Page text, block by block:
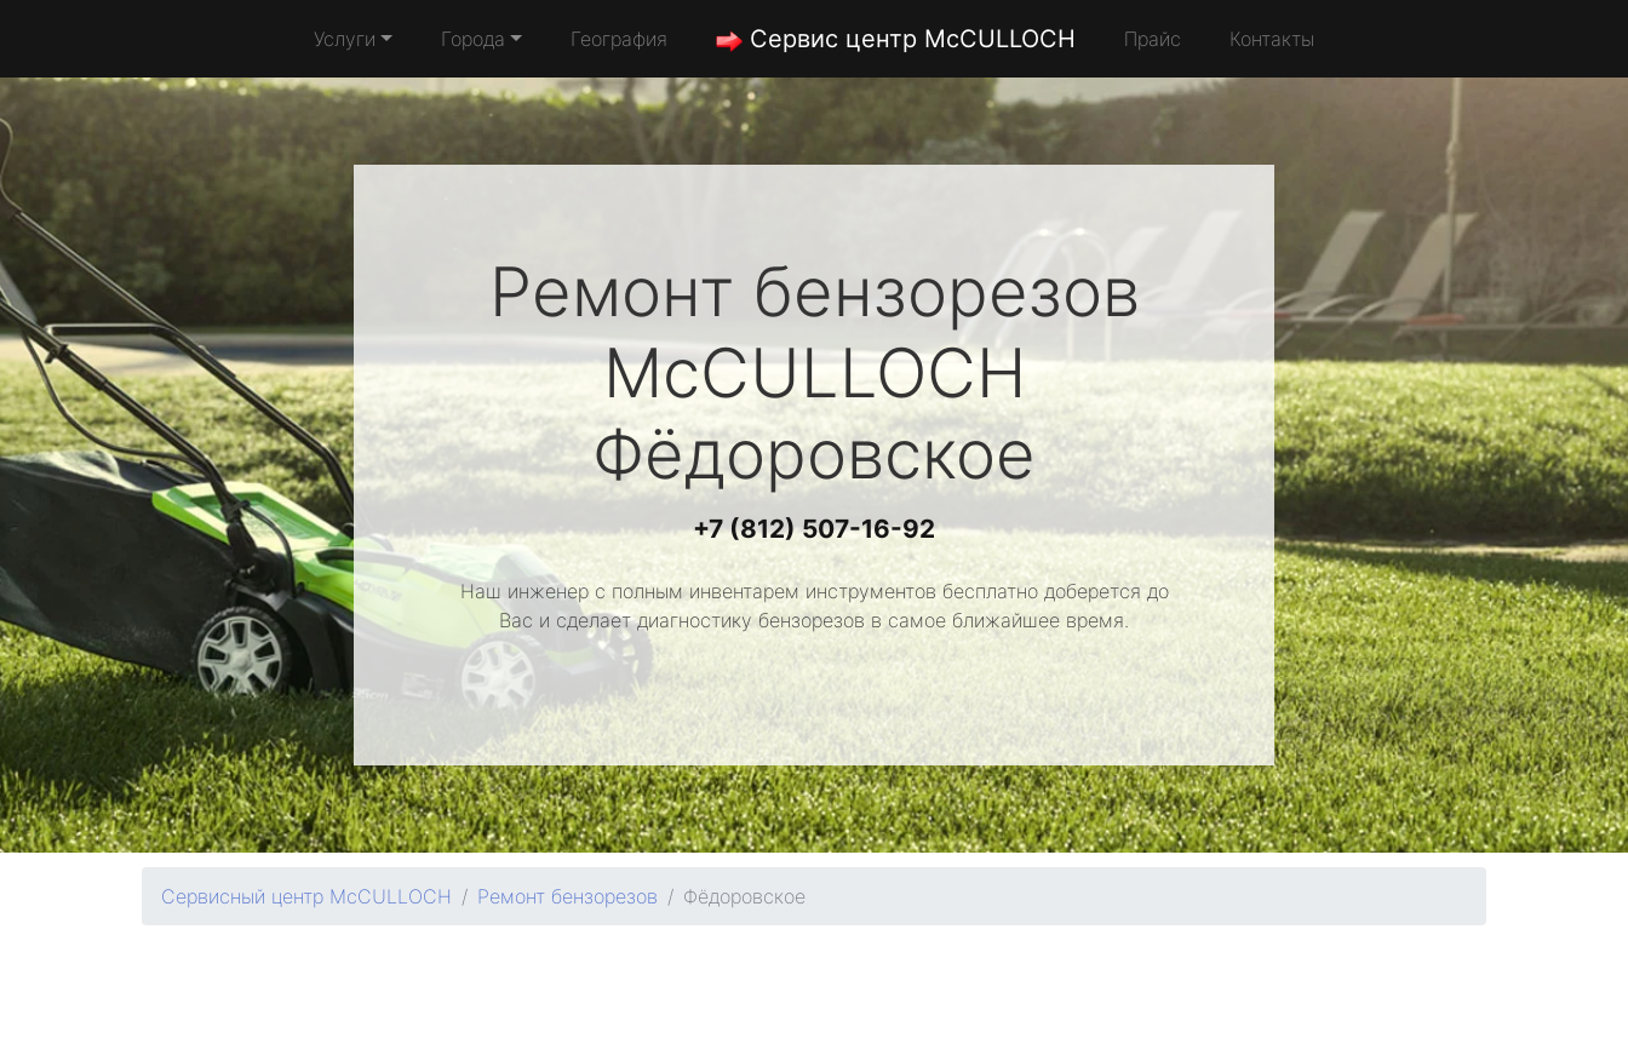
Услуги Города География Сервис центр McCULLOCH Прайс Контакты
Ремонт бензорезов
McCULLOCH
Фёдоровское
+7 (812) 507-16-92
Наш инженер с полным инвентарем инструментов бесплатно доберется до
Вас и сделает диагностику бензорезов в самое ближайшее время.
Сервисный центр McCULLOCH Ремонт бензорезов Фёдоровское